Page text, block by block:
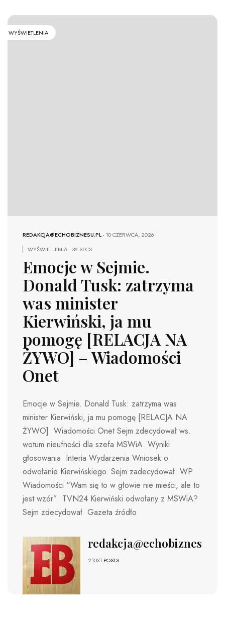
WYŚWIETLENIA
REDAKCJA@ECHOBIZNESU.PL-10 CZERWCA, 2026
WYŚWIETLENIA
39 SECS
Emocje w Sejmie.
Donald Tusk: zatrzyma
was minister
Kierwiński, ja mu
pomogę [RELACJA NA
ŻYWO] – Wiadomości
Onet
Emocje w Sejmie. Donald Tusk: zatrzyma was
minister Kierwiński, ja mu pomogę [RELACJA NA
ŻYWO] Wiadomości Onet Sejm zdecydował ws.
wotum nieufności dla szefa MSWiA. Wyniki
głosowania Interia Wydarzenia Wniosek o
odwołanie Kierwińskiego. Sejm zadecydował WP
Wiadomości “Wam się to w głowie nie mieści, ale to
jest wzór” TVN24 Kierwiński odwołany z MSWiA?
Sejm zdecydował Gazeta źródło
redakcja@echobiznesu.pl
21031 POSTS